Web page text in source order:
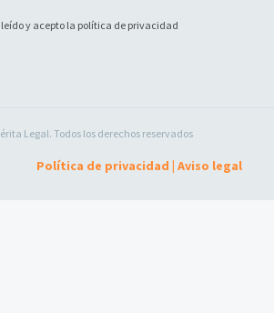
leído y acepto la política de privacidad
Legal. Todos los derechos reservados
Política de privacidad | Aviso legal